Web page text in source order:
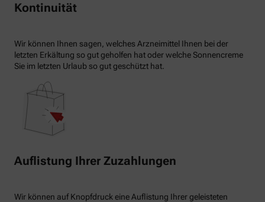
Kontinuität
Wir können Ihnen sagen, welches Arzneimittel Ihnen bei der
letzten Erkältung so gut geholfen hat oder welche Sonnencreme
Sie im letzten Urlaub so gut geschützt hat.
Auflistung Ihrer Zuzahlungen
Wir können auf Knopfdruck eine Auflistung Ihrer geleisteten